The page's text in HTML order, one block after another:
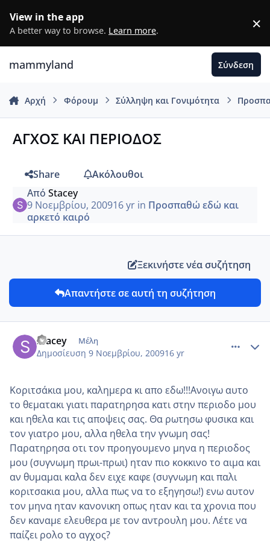
View in the app
A better way to browse. Learn more. ×
mammyland Σύνδεση
Αρχή Φόρουμ Σύλληψη και Γονιμότητα
ΑΓΧΟΣ ΚΑΙ ΠΕΡΙΟΔΟΣ
Share
Ακόλουθοι
Από Stacey
9 Νοεμβρίου, 200916 yrin Προσπαθώ εδώ και
αρκετό καιρό
Ξεκινήστε νέα συζήτηση
Απαντήστε σε αυτή τη συζήτηση
Stacey Μέλη
Δημοσίευση 9 Νοεμβρίου, 200916 yr
Κοριτσάκια μου, καλημερα κι απο εδω!!!Ανοιγω αυτο
το θεματακι γιατι παρατηρησα κατι στην περιοδο μου
και ηθελα και τις αποψεις σας. Θα ρωτησω φυσικα και
τον γιατρο μου, αλλα ηθελα την γνωμη σας!
Παρατηρησα οτι τον προηγουμενο μηνα η περιοδος
μου (συγνωμη πρωι-πρωι) ηταν πιο κοκκινο το αιμα και
αν θυμαμαι καλα δεν ειχε καφε (συγνωμη και παλι
κοριτσακια μου, αλλα πως να το εξηγησω!) ενω αυτον
τον μηνα ηταν κανονικη οπως ηταν και τα χρονια που
δεν καναμε ελευθερα με τον αντρουλη μου. Λέτε να
παίζει ρολο το αγχος?